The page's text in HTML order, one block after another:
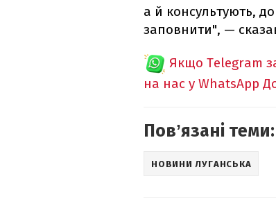
а й консультують,
заповнити", —
Якщо Telegram
на нас у WhatsApp
Повʼязані теми:
НОВИНИ ЛУГАНСЬКА